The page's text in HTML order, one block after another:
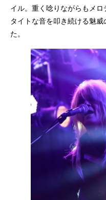
イル。重く唸りながらもメロ
タイトな音を叩き続ける魅
た。